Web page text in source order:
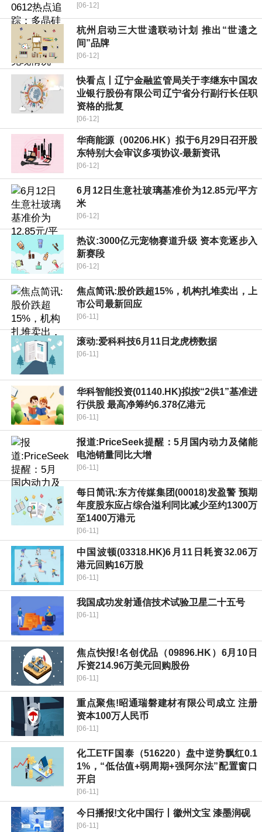
[06-12]
杭州启动三大世遗联动计划 推出“世遗之
间”品牌
[06-12]
快看点丨辽宁金融监管局关于李继东中国农
业银行股份有限公司辽宁省分行副行长任职
资格的批复
[06-12]
华商能源（00206.HK）拟于6月29日召开股
东特别大会审议多项协议-最新资讯
[06-12]
6月12日生意社玻璃基准价为12.85元/平方
米
[06-12]
热议:3000亿元宠物赛道升级 资本竞逐步入
新赛段
[06-12]
焦点简讯:股价跌超15%，机构扎堆卖出，上
市公司最新回应
[06-11]
滚动:爱科科技6月11日龙虎榜数据
[06-11]
华科智能投资(01140.HK)拟按“2供1”基准进
行供股 最高净筹约6.378亿港元
[06-11]
报道:PriceSeek提醒：5月国内动力及储能
电池销量同比大增
[06-11]
每日简讯:东方传媒集团(00018)发盈警 预期
年度股东应占综合溢利同比减少至约1300万
至1400万港元
[06-11]
中国波顿(03318.HK)6月11日耗资32.06万
港元回购16万股
[06-11]
我国成功发射通信技术试验卫星二十五号
[06-11]
焦点快报!名创优品（09896.HK）6月10日
斥资214.96万美元回购股份
[06-11]
重点聚焦!昭通瑞磐建材有限公司成立 注册
资本100万人民币
[06-11]
化工ETF国泰（516220）盘中逆势飘红0.1
1%，“低估值+弱周期+强阿尔法”配置窗口
开启
[06-11]
今日播报!文化中国行丨徽州文宝 漆墨润砚
[06-11]